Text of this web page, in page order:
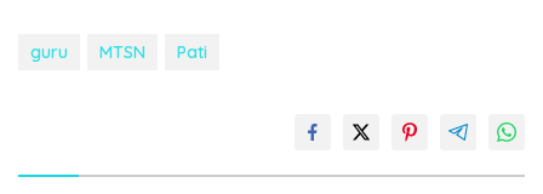
guru MTSN Pati